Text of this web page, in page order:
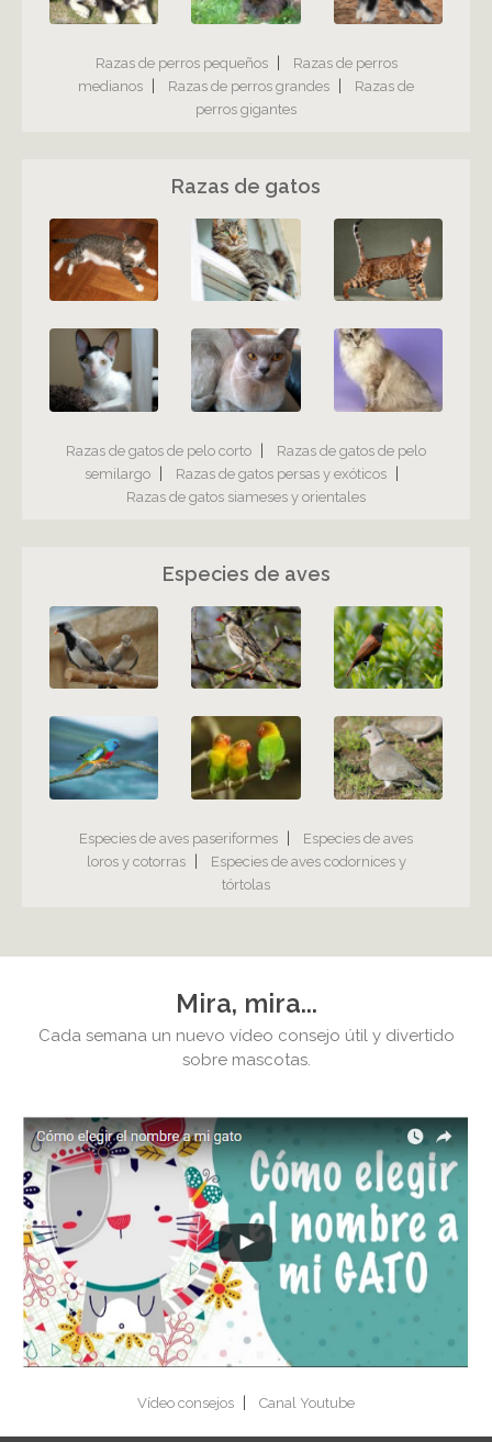
Razas de perros pequeños|
Razas de perros
medianos
Razas de perros grandes
Razas de
perros gigantes
Razas de gatos
Razas de gatos de pelo corto
Razas de gatos de pelo
semilargo
Razas de gatos persas y exóticos
Razas de gatos siameses y orientales
Especies de aves
Especies de aves paseriformes
Especies de aves
loros y cotorras|
Especies de aves codornices y
tórtolas
Mira, mira...
Cada semana un nuevo vídeo consejo útil y divertido
sobre mascotas.
Vídeo consejos Canal Youtube